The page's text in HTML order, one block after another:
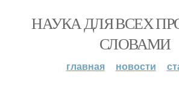
НАУКА ДЛЯ ВСЕХ
СЛОВАМИ
главная новости